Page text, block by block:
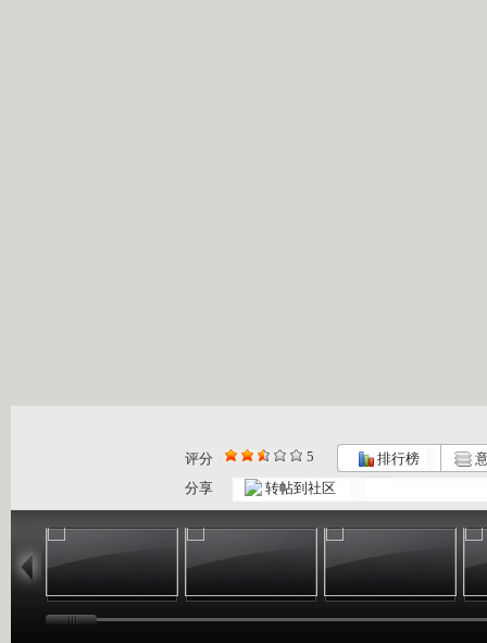
评分 5 排行榜
分享
转帖到社区
11:10
动漫世界 ...
10:17
动漫世界 ...
09:13